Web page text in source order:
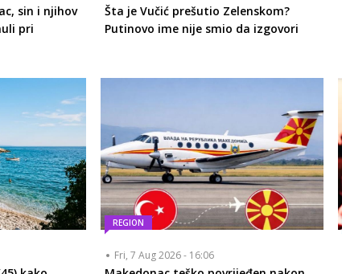
sin i njihov
pri
Šta je Vučić prešutio Zelenskom?
Putinovo ime nije smio da izgovori
REGION
Fri, 7 Aug 2026 - 16:06